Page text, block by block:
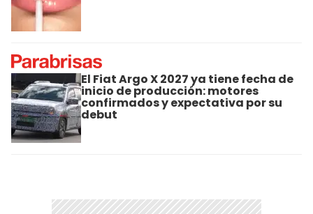
El Fiat Argo X 2027 ya tiene fecha de
inicio de producción: motores
confirmados y expectativa por su
debut